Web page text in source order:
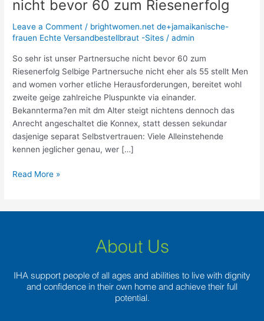
nicht bevor 60 zum Riesenerfolg
Leave a Comment / brightwomen.net de+jamaikanische-
frauen Echte Versandbestellbraut -Sites /admin
So sehr ist unser Partnersuche nicht bevor 60 zum
Riesenerfolg Selbige Partnersuche nicht eher als 55 stellt Men
and women vorher etliche Herausforderungen, bereitet wohl
zweite geige zahlreiche Pluspunkte via einander.
Bekannterma?en mit dm Alter steigt nichtens dennoch das
Anrecht angeschaltet die Konnex, statt dessen sekundar
dasjenige separat Selbstvertrauen: Viele Alleinstehende
kennen jeglicher genau, wer […]
ist
unser
Partnersuche
bevor
60
zum
Riesenerfolg
Read More »
About Us
IHA support people of all ages and abilities to live with dignity
and confidence in their own home and achieve their full
potential.